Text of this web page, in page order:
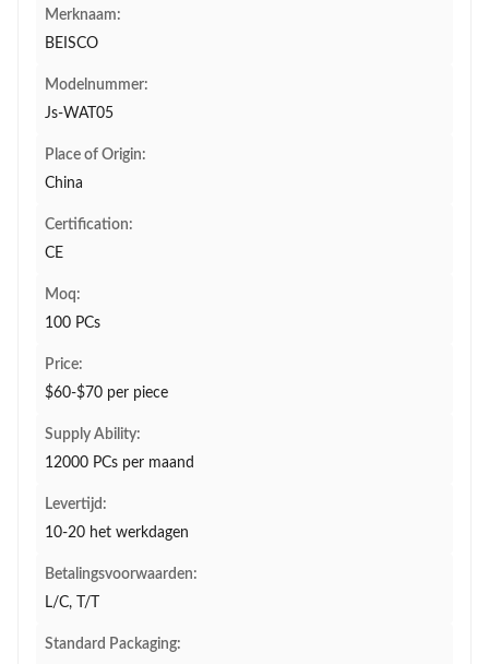
Merknaam:
BEISCO
Modelnummer:
Js-WAT05
Place of Origin:
China
Certification:
CE
Moq:
100 PCs
Price:
$60-$70 per piece
Supply Ability:
12000 PCs per maand
Levertijd:
10-20 het werkdagen
Betalingsvoorwaarden:
L/C, T/T
Standard Packaging: